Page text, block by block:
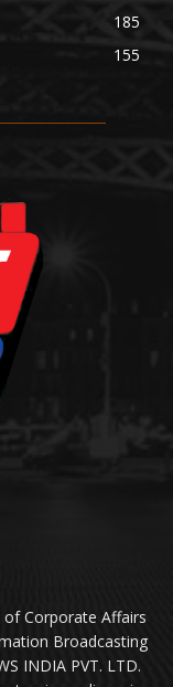
185
155
of Corporate Affairs
Broadcasting
INDIA PVT. LTD.